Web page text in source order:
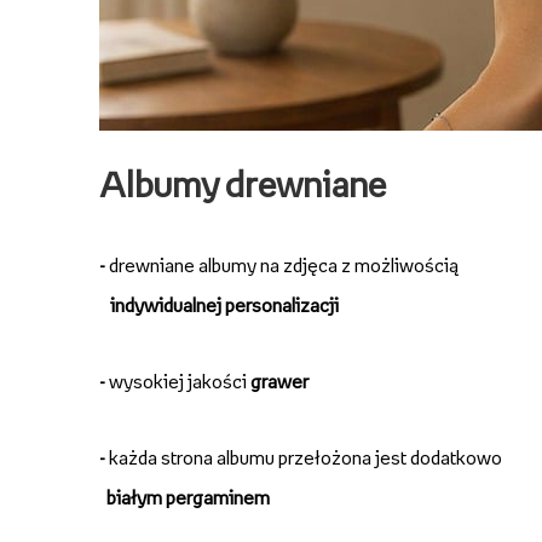
Albumy drewniane
-drewniane albumy na zdjęca z możliwością
indywidualnej personalizacji
-wysokiej jakości grawer
- każda strona albumu przełożona jest dodatkowo
białym pergaminem